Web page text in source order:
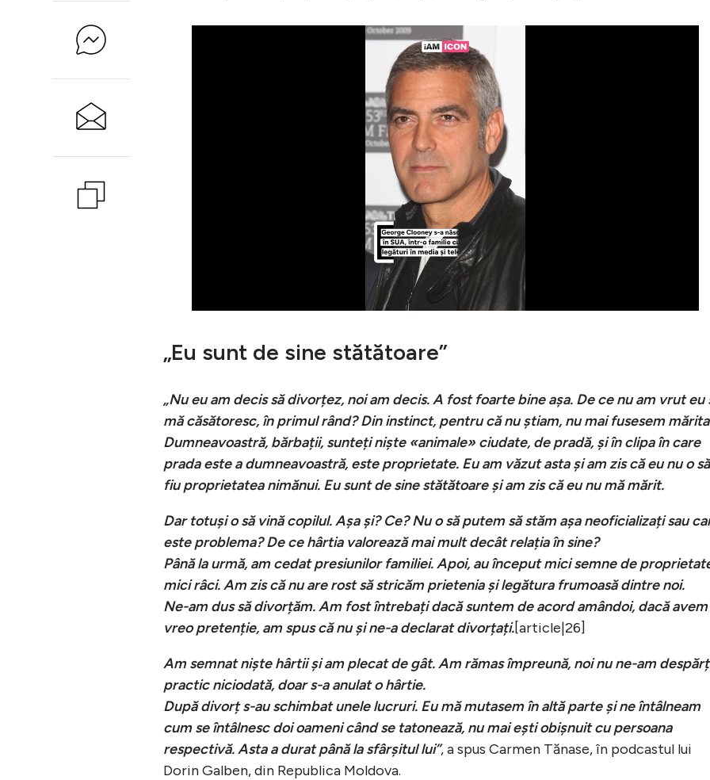
„Eu sunt de sine stătătoare”
„Nu eu am decis să divorțez, noi am decis. A fost foarte bine așa. De ce nu am vrut eu
mă căsătoresc, în primul rând? Din instinct, pentru că nu știam, nu mai fusesem
Dumneavoastră, bărbații, sunteți niște «animale» ciudate, de pradă, și în clipa în care
prada este a dumneavoastră, este proprietate. Eu am văzut asta și am zis că eu nu o să
fiu proprietatea nimănui. Eu sunt de sine stătătoare și am zis că eu nu mă mărit.
Dar totuși o să vină copilul. Așa și? Ce? Nu o să putem să stăm așa neoficializați sau
este problema? De ce hârtia valorează mai mult decât relația în sine?
Până la urmă, am cedat presiunilor familiei. Apoi, au început mici semne de
mici râci. Am zis că nu are rost să stricăm prietenia și legătura frumoasă dintre noi.
Ne-am dus să divorțăm. Am fost întrebați dacă suntem de acord amândoi, dacă avem
vreo pretenție, am spus că nu și ne-a declarat divorțați.[article|26]
Am semnat niște hârtii și am plecat de gât. Am rămas împreună, noi nu ne-am
practic niciodată, doar s-a anulat o hârtie.
După divorț s-au schimbat unele lucruri. Eu mă mutasem în altă parte și ne întâlneam
cum se întâlnesc doi oameni când se tatonează, nu mai ești obișnuit cu persoana
respectivă. Asta a durat până la sfârșitul lui”, a spus Carmen Tănase, în podcastul lui
Dorin Galben, din Republica Moldova.